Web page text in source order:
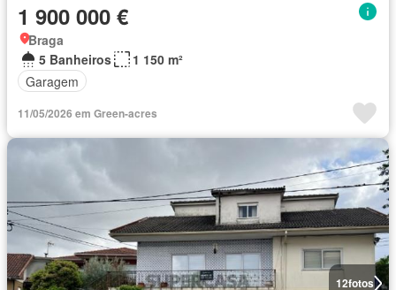
1 900 000 €
Braga
5 Banheiros
1 150 m²
Garagem
11/05/2026 em Green-acres
12fotos